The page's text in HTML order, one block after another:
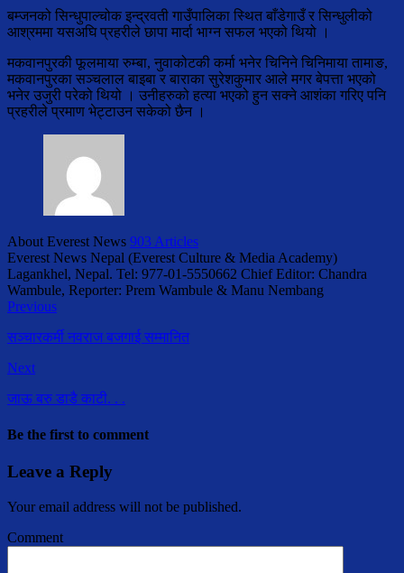
बम्जनको सिन्धुपाल्चोक इन्द्रवती गाउँपालिका स्थित बाँडेगाउँ र सिन्धुलीको
आश्रममा यसअघि प्रहरीले छापा मार्दा भाग्न सफल भएको थियो ।
मकवानपुरकी फूलमाया रुम्बा, नुवाकोटकी कर्मा भनेर चिनिने चिनिमाया तामाङ,
मकवानपुरका सञ्चलाल बाइबा र बाराका सुरेशकुमार आले मगर बेपत्ता भएको
भनेर उजुरी परेको थियो । उनीहरुको हत्या भएको हुन सक्ने आशंका गरिए पनि
प्रहरीले प्रमाण भेट्टाउन सकेको छैन ।
About Everest News 903 Articles
Everest News Nepal (Everest Culture & Media Academy)
Lagankhel, Nepal. Tel: 977-01-5550662 Chief Editor: Chandra
Wambule, Reporter: Prem Wambule & Manu Nembang
Previous
सञ्चारकर्मी नवराज बजगाई सम्मानित
Next
जाऊ बरु डाडै काटी. . .
Be the first to comment
Leave a Reply
Your email address will not be published.
Comment